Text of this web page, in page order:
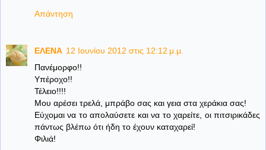
Απάντηση
ΕΛΕΝΑ 12 Ιουνίου 2012 στις 12:12 μ.μ.
Πανέμορφο!!
Υπέροχο!!
Τέλειο!!!!
Μου αρέσει τρελά, μπράβο σας και γεια στα χεράκια σας!
Εύχομαι να το απολαύσετε και να το χαρείτε, οι πιτσιρικάδες
πάντως βλέπω ότι ήδη το έχουν καταχαρεί!
Φιλιά!